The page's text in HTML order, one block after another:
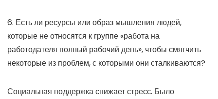
6. Есть ли ресурсы или образ мышления людей,
которые не относятся к группе «работа на
работодателя полный рабочий день», чтобы смягчить
некоторые из проблем, с которыми они сталкиваются?
Социальная поддержка снижает стресс. Было